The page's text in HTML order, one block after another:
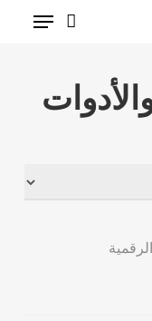
Menu